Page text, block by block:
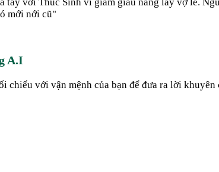
mới nới cũ"
A.I
chiếu với vận mệnh của bạn để đưa ra lời khuyên